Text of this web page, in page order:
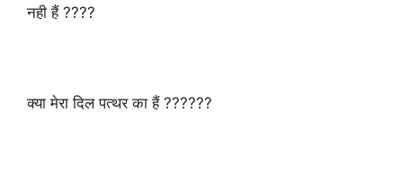
नही हैं ????
क्या मेरा दिल पत्थर का हैं ??????